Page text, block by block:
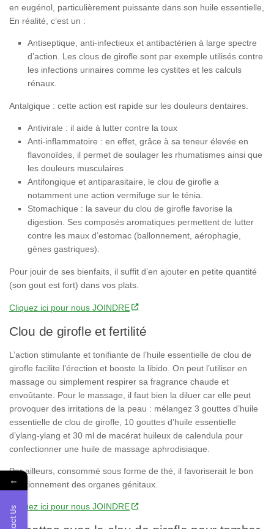
en eugénol, particulièrement puissante dans son huile essentielle,
En réalité, c’est un :
Antiseptique, anti-infectieux et antibactérien à large spectre
d’action. Les clous de girofle sont par exemple utilisés contre
les infections urinaires comme les cystites et les calculs
rénaux.
Antalgique : cette action est rapide sur les douleurs dentaires.
Antivirale : il aide à lutter contre la toux
Anti-inflammatoire : en effet, grâce à sa teneur élevée en
flavonoïdes, il permet de soulager les rhumatismes ainsi que
les douleurs musculaires
Antifongique et antiparasitaire, le clou de girofle a
notamment une action vermifuge sur le ténia.
Stomachique : la saveur du clou de girofle favorise la
digestion. Ses composés aromatiques permettent de lutter
contre les maux d’estomac (ballonnement, aérophagie,
gènes gastriques).
Pour jouir de ses bienfaits, il suffit d’en ajouter en petite quantité
(son gout est fort) dans vos plats.
Cliquez ici pour nous JOINDRE
Clou de girofle et fertilité
L’action stimulante et tonifiante de l’huile essentielle de clou de
girofle facilite l’érection et booste la libido. On peut l’utiliser en
massage ou simplement respirer sa fragrance chaude et
envoûtante. Pour le massage, il faut bien la diluer car elle peut
provoquer des irritations de la peau : mélangez 3 gouttes d’huile
essentielle de clou de girofle, 10 gouttes d’huile essentielle
d’ylang-ylang et 30 ml de macérat huileux de calendula pour
confectionner une huile de massage aphrodisiaque.
Par ailleurs, consommé sous forme de thé, il favoriserait le bon
fonctionnement des organes génitaux.
Cliquez ici pour nous JOINDRE
←